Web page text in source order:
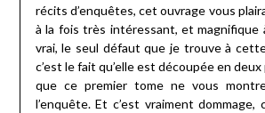
récits d’enquêtes, cet ouvrage vous
à la fois très intéressant, et magnifique
vrai, le seul défaut que je trouve à
c’est le fait qu’elle est découpée en
que ce premier tome ne vous
l’enquête. Et c’est vraiment dommage,